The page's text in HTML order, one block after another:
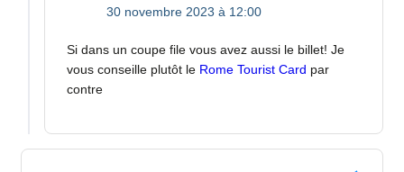
30 novembre 2023 à 12:00
Si dans un coupe file vous avez aussi le billet! Je
vous conseille plutôt le Rome Tourist Card par
contre